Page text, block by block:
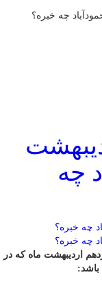
چه
اردیبهشت ماه که در